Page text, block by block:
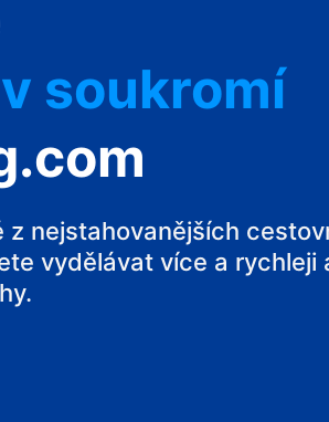
soukromí
z nejstahovanějších
vydělávat více a rychleji